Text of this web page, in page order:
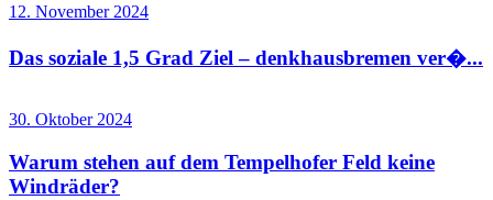
12. November 2024
Das soziale 1,5 Grad Ziel – denkhausbremen ver�...
30. Oktober 2024
Warum stehen auf dem Tempelhofer Feld keine
Windräder?